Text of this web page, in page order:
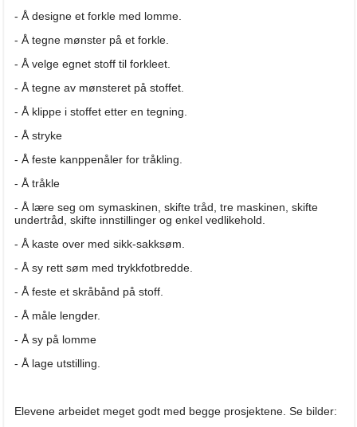
- Å designe et forkle med lomme.
- Å tegne mønster på et forkle.
- Å velge egnet stoff til forkleet.
- Å tegne av mønsteret på stoffet.
- Å klippe i stoffet etter en tegning.
- Å stryke
- Å feste kanppenåler for tråkling.
- Å tråkle
- Å lære seg om symaskinen, skifte tråd, tre maskinen, skifte
undertråd, skifte innstillinger og enkel vedlikehold.
- Å kaste over med sikk-sakksøm.
- Å sy rett søm med trykkfotbredde.
- Å feste et skråbånd på stoff.
- Å måle lengder.
- Å sy på lomme
- Å lage utstilling.
Elevene arbeidet meget godt med begge prosjektene. Se bilder: